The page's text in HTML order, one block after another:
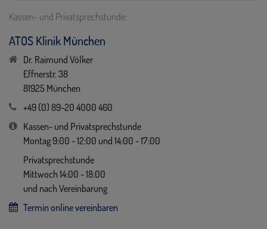
Kassen- und Privatsprechstunde:
ATOS Klinik München
Dr. Raimund Völker
Effnerstr. 38
81925 München
+49 (0) 89-20 4000 460
Kassen- und Privatsprechstunde
Montag 9:00 - 12:00 und 14:00 - 17:00
Privatsprechstunde
Mittwoch 14:00 - 18:00
und nach Vereinbarung
Termin online vereinbaren